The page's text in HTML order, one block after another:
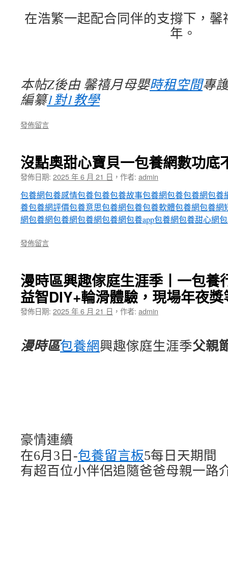
在浩繁一起配合同伴的支撐下，
年。
本帖Z後由 馨禧月母嬰時租空間專
編纂1對1教學
發佈留言
沒點奧甜心寶貝一包養網數功底
發佈日期: 2025 年 6 月 21 日 ， 作者: admin
包養網包養感情包養包養包養故事包養網包養包養網包養
養包養網評價包養意思包養網包養包養軟體包養網包養網
網包養網包養網包養網包養網包養app包養網包養甜心網
發佈留言
漫時區興趣傢庭生涯季丨一包養
益智DIY+輪滑體驗，現場年夜
發佈日期: 2025 年 6 月 21 日 ， 作者: admin
漫時區包養網興趣傢庭生涯季父親
豪情連續
在6月3日-包養留言板5每日天期間
有超百位小伴侶追隨爸爸母親一路